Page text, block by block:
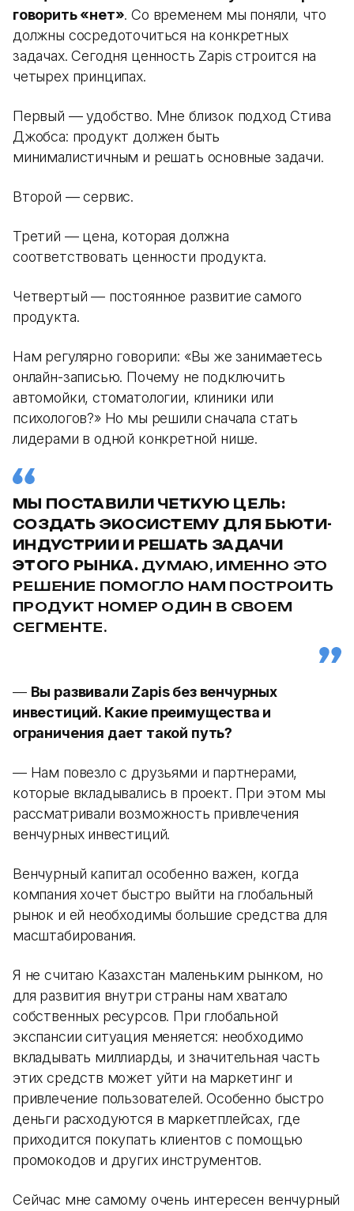
говорить «нет». Со временем мы поняли, что
должны сосредоточиться на конкретных
задачах. Сегодня ценность Zapis строится на
четырех принципах.
Первый — удобство. Мне близок подход Стива
Джобса: продукт должен быть
минималистичным и решать основные задачи.
Второй — сервис.
Третий — цена, которая должна
соответствовать ценности продукта.
Четвертый — постоянное развитие самого
продукта.
Нам регулярно говорили: «Вы же занимаетесь
онлайн-записью. Почему не подключить
автомойки, стоматологии, клиники или
психологов?» Но мы решили сначала стать
лидерами в одной конкретной нише.
МЫ ПОСТАВИЛИ ЧЕТКУЮ ЦЕЛЬ:
СОЗДАТЬ ЭКОСИСТЕМУ ДЛЯ БЬЮТИ-
ИНДУСТРИИ И РЕШАТЬ ЗАДАЧИ
ЭТОГО РЫНКА. ДУМАЮ, ИМЕННО ЭТО
РЕШЕНИЕ ПОМОГЛО НАМ ПОСТРОИТЬ
ПРОДУКТ НОМЕР ОДИН В СВОЕМ
СЕГМЕНТЕ.
— Вы развивали Zapis без венчурных
инвестиций. Какие преимущества и
ограничения дает такой путь?
— Нам повезло с друзьями и партнерами,
которые вкладывались в проект. При этом мы
рассматривали возможность привлечения
венчурных инвестиций.
Венчурный капитал особенно важен, когда
компания хочет быстро выйти на глобальный
рынок и ей необходимы большие средства для
масштабирования.
Я не считаю Казахстан маленьким рынком, но
для развития внутри страны нам хватало
собственных ресурсов. При глобальной
экспансии ситуация меняется: необходимо
вкладывать миллиарды, и значительная часть
этих средств может уйти на маркетинг и
привлечение пользователей. Особенно быстро
деньги расходуются в маркетплейсах, где
приходится покупать клиентов с помощью
промокодов и других инструментов.
Сейчас мне самому очень интересен венчурный